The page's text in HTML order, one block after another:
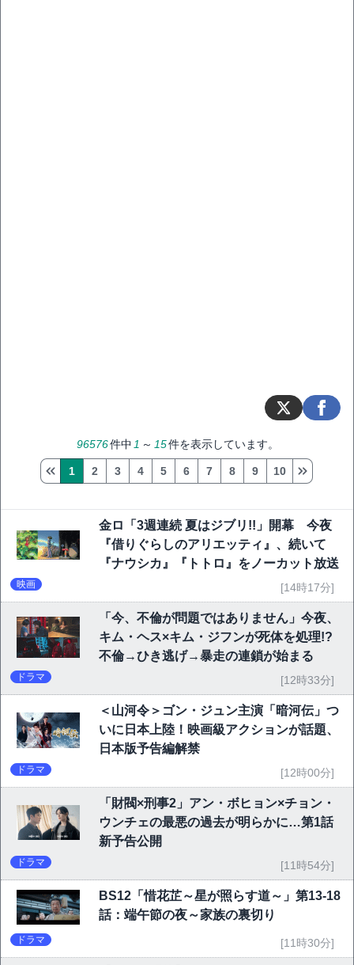
96576件中 1 ～ 15件を表示しています。
1 2 3 4 5 6 7 8 9 10
金ロ「3週連続 夏はジブリ!!」開幕 今夜
『借りぐらしのアリエッティ』、続いて
『ナウシカ』『トトロ』をノーカット放送
映画 [14時17分]
「今、不倫が問題ではありません」今夜、
キム・ヘス×キム・ジフンが死体を処理!?
不倫→ひき逃げ→暴走の連鎖が始まる
ドラマ [12時33分]
＜山河令＞ゴン・ジュン主演「暗河伝」つ
いに日本上陸！映画級アクションが話題、
日本版予告編解禁
ドラマ [12時00分]
「財閥×刑事2」アン・ボヒョン×チョン・
ウンチェの最悪の過去が明らかに…第1話
新予告公開
ドラマ [11時54分]
BS12「惜花芷～星が照らす道～」第13-18
話：端午節の夜～家族の裏切り
ドラマ [11時30分]